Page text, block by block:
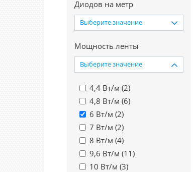
Диодов на метр
Выберите значение
Мощность ленты
Выберите значение
4,4 Вт/м (2)
4,8 Вт/м (6)
6 Вт/м (2)
7 Вт/м (2)
8 Вт/м (4)
9,6 Вт/м (11)
10 Вт/м (3)